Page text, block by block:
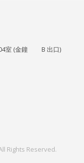
室 (金鐘 B 出口)
Rights Reserved.